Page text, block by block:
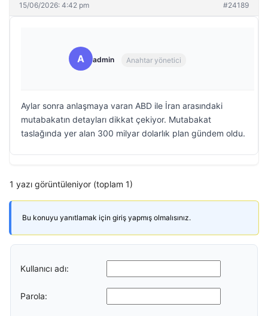
15/06/2026: 4:42 pm #24189
A admin Anahtar yönetici
Aylar sonra anlaşmaya varan ABD ile İran arasındaki
mutabakatın detayları dikkat çekiyor. Mutabakat
taslağında yer alan 300 milyar dolarlık plan gündem oldu.
1 yazı görüntüleniyor (toplam 1)
Bu konuyu yanıtlamak için giriş yapmış olmalısınız.
Kullanıcı adı:
Parola: